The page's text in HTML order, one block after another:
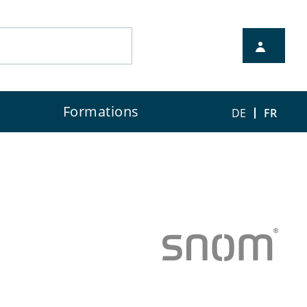
Formations DE FR